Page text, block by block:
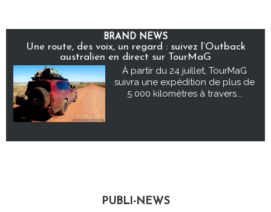
BRAND NEWS
Une route, des voix, un regard : suivez l’Outback
australien en direct sur TourMaG
À partir du 24 juillet, TourMaG
suivra une expédition de plus de
5 000 kilomètres à travers...
PUBLI-NEWS